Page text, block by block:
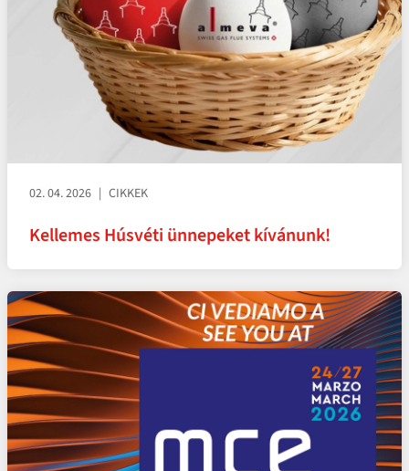
02. 04. 2026 CIKKEK
Kellemes Húsvéti ünnepeket kívánunk!